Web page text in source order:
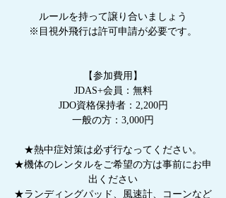
ルールを持って譲り合いましょう
※目視外飛行は許可申請が必要です。
【参加費用】
JDAS+会員：無料
JDO資格保持者：2,200円
一般の方：3,000円
★熱中症対策は必ず行なってください。
★機体のレンタルをご希望の方は事前にお申
出ください
★ランディングパッド、風速計、コーンなど